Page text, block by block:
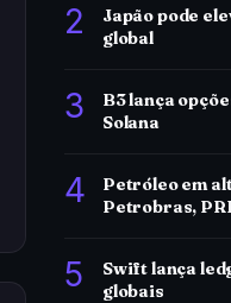
2
Japão pode
global
3
B3 lança
Solana
4
Petróleo em
Petrobras,
5
Swift lança
globais